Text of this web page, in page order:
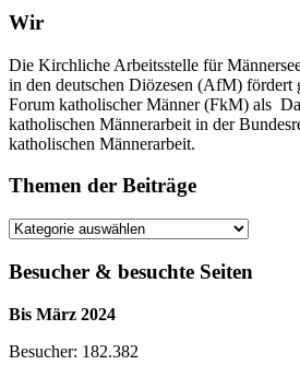
Wir
Die Kirchliche Arbeitsstelle für
in den deutschen Diözesen (AfM) fördert
Forum katholischer Männer (FkM) als
katholischen Männerarbeit in der
katholischen Männerarbeit.
Themen der Beiträge
Themen
Beiträge
Besucher & besuchte Seiten
Bis März 2024
Besucher: 182.382